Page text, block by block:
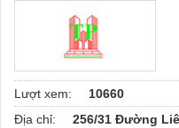
Lượt xem:
10660
Địa chỉ:
256/31 Đường